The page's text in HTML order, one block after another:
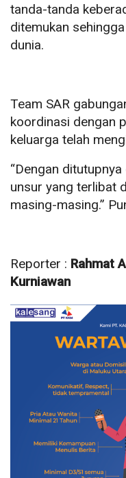
tanda-tanda
ditemukan
dunia.
Team SAR
koordinasi dengan
keluarga telah
“Dengan
unsur yang terlibat
masing-masing.”
Reporter : Rahmat
Kurniawan